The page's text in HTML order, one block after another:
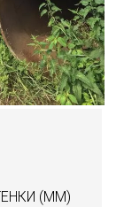
(ММ)